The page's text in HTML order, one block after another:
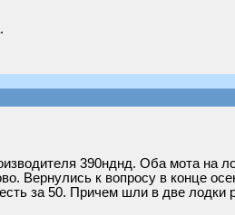
390нднд. Оба мота на
Вернулись к вопросу в конце
за 50. Причем шли в две лодки